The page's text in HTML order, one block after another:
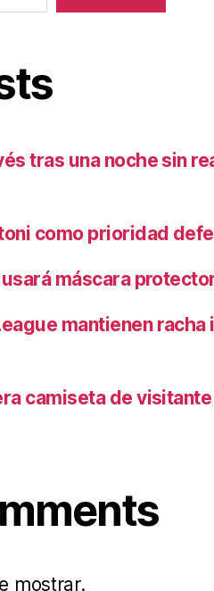
tras una noche sin
como prioridad
máscara
mantienen racha
camiseta de
mostrar.